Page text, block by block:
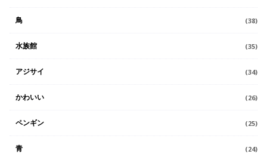
鳥 (38)
水族館 (35)
アジサイ (34)
かわいい (26)
ペンギン (25)
青 (24)